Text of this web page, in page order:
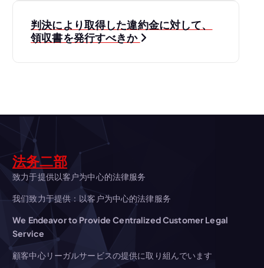
ビ
シ
ョ
ン
判決により取得した違約金に対して、
領収書を発行すべきか
法务二部
致力于提供以客户为中心的法律服务
我们致力于提供：以客户为中心的法律服务
We Endeavor to Provide Centralized Customer Legal
Service
顧客中心リーガルサービスの提供に取り組んでいます